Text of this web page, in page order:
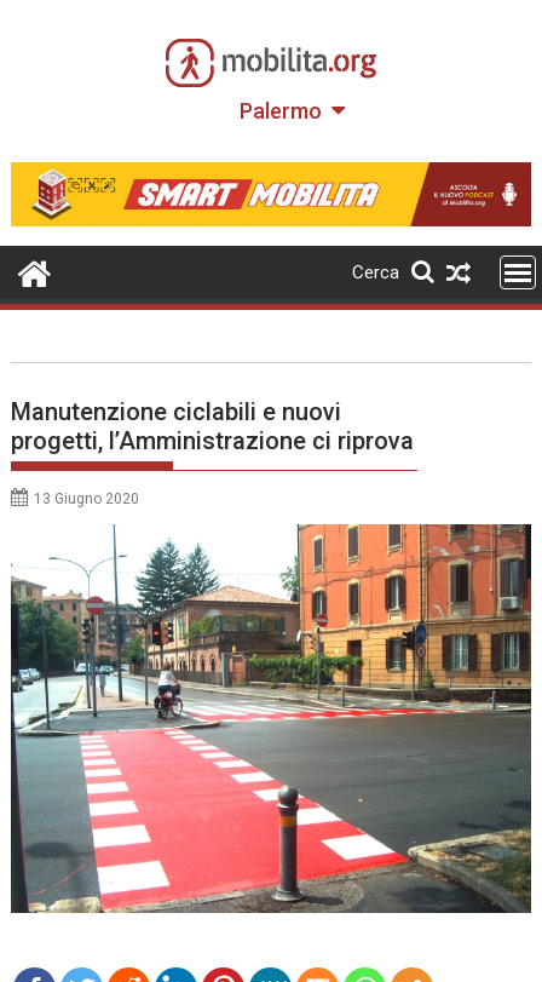
Palermo
Cerca
Manutenzione ciclabili e nuovi
progetti, l’Amministrazione ci riprova
13 Giugno 2020